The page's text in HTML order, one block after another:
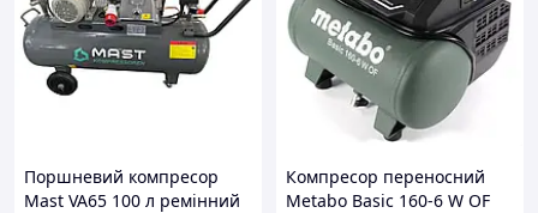
Поршневий компресор
Mast VA65 100 л ремінний
Компресор переносний
Metabo Basic 160-6 W OF